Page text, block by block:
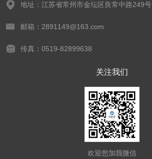
地址：江苏省常州市金坛区良常中路249号
邮箱：2891149@163.com
传真：0519-82899638
关注我们
欢迎您加我微信